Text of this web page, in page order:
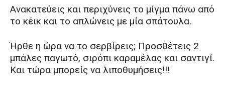
Ανακατεύεις και περιχύνεις το μίγμα πάνω από
το κέικ και το απλώνεις με μία σπάτουλα.
Ήρθε η ώρα να το σερβίρεις; Προσθέτεις 2
μπάλες παγωτό, σιρόπι καραμέλας και σαντιγί.
Και τώρα μπορείς να λιποθυμήσεις!!!